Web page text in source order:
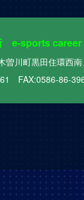
e-sports career
曽川町黒田住環西
FAX:0586-86-